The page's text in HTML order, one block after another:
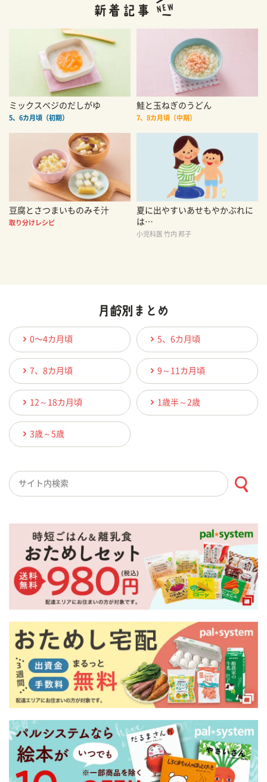
ミックスベジのだしがゆ
5、6カ月頃（初期）
鮭と玉ねぎのうどん
7、8カ月頃（中期）
豆腐とさつまいものみそ汁
取り分けレシピ
夏に出やすいあせもやかぶれに
は…
小児科医 竹内 邦子
0〜4カ月頃 5、6カ月頃
7、8カ月頃 9～11カ月頃
12～18カ月頃 1歳半～2歳
3歳～5歳
検索キーワード入力